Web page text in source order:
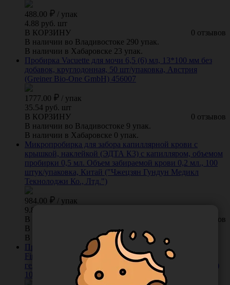
488.00 / упак
4.88 руб. шт
0 отзывов
В КОРЗИНУ
В наличии во Владивостоке 290 упак.
В наличии в Хабаровске 23 упак.
Пробирка Vacuette для мочи 6,5 (6) мл, 13*100 мм без
добавок, круглодонная, 50 шт/упаковка, Австрия
(Greiner Bio-One GmbH) 456007
1777.00 / упак
35.54 руб. шт
0 отзывов
В КОРЗИНУ
В наличии во Владивостоке 9 упак.
В наличии в Хабаровске 0 упак.
Микропробирка для забора капиллярной крови с
крышкой, наклейкой (ЭДТА К3) с капилляром, объемом
пробирки 0,5 мл. Объем забираемой крови 0,2 мл., 100
штук/упаковка, Китай ("Чжецзян Гундун Медикл
Текнолоджи Ко., Лтд.")
984.00 / упак
9.84 руб. шт
0 отзывов
В КОРЗИНУ
В наличии во Владивостоке 76 упак.
В наличии в Хабаровске 2 упак.
Пробирка вакуумная для взятия венозной крови «Acti-
Fine®» 4 мл, 13*75 мм, с активатором свертывания,
гелем, 50 шт/упаковка, Россия (ООО "Гранат Био Тех")
10024000